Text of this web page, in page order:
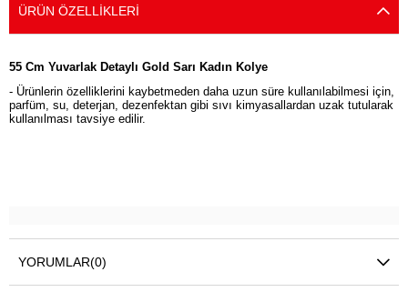
ÜRÜN ÖZELLIKLERI
55 Cm Yuvarlak Detaylı Gold Sarı Kadın Kolye
- Ürünlerin özelliklerini kaybetmeden daha uzun süre kullanılabilmesi için,
parfüm, su, deterjan, dezenfektan gibi sıvı kimyasallardan uzak tutularak
kullanılması tavsiye edilir.
YORUMLAR(0)